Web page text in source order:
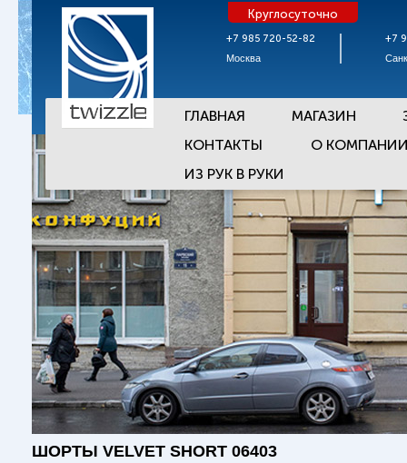
+7 985 720-52-82
Москва
Круглосуточно
+7
ГЛАВНАЯ МАГАЗИН
КОНТАКТЫ
О
ИЗ РУК В РУКИ
ШОРТЫ VELVET SHORT 06403